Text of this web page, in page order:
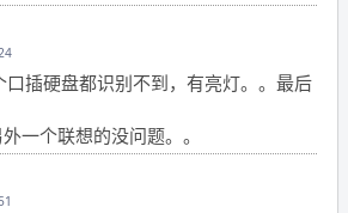
口插硬盘都识别不到，有亮灯。。最后
一个联想的没问题。。